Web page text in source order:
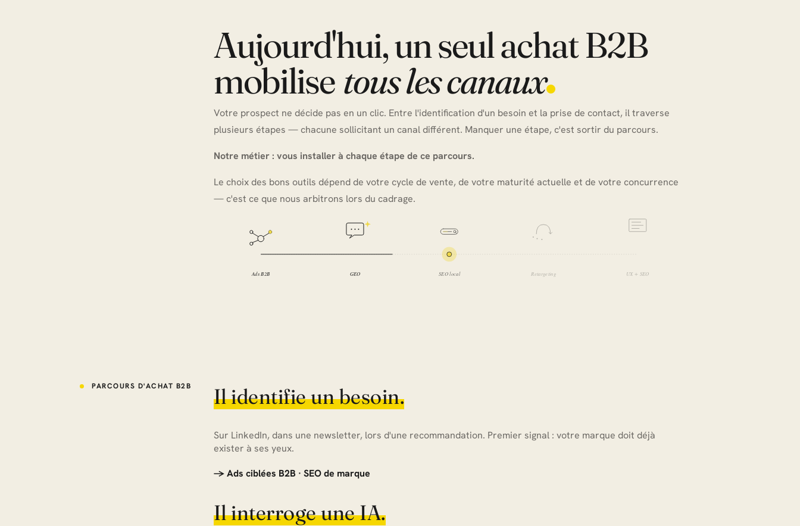
Aujourd'hui, un seul achat B2B
mobilise tous les canaux
Votre prospect ne décide pas en un clic. Entre l'identification d'un besoin et la prise de contact, il traverse
plusieurs étapes — chacune sollicitant un canal différent. Manquer une étape, c'est sortir du parcours.
Notre métier : vous installer à chaque étape de ce parcours.
Le choix des bons outils dépend de votre cycle de vente, de votre maturité actuelle et de votre concurrence
— c'est ce que nous arbitrons lors du cadrage.
PARCOURS D'ACHAT B2B Il identifie un besoin.
Sur LinkedIn, dans une newsletter, lors d'une recommandation. Premier signal : votre marque doit déjà
exister à ses yeux.
→ Ads ciblées B2B · SEO de marque
Il interroge une IA.